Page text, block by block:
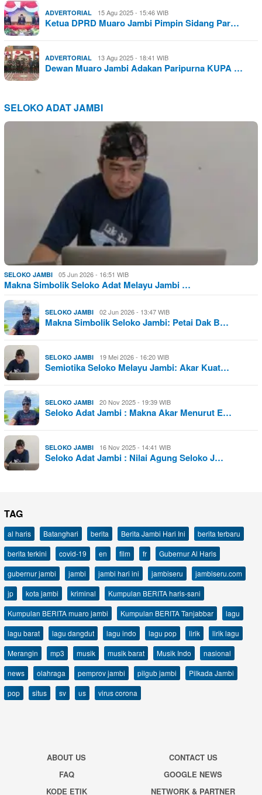
ADVERTORIAL 15 Agu 2025 - 15:46 WIB
Ketua DPRD Muaro Jambi Pimpin Sidang Par…
ADVERTORIAL 13 Agu 2025 - 18:41 WIB
Dewan Muaro Jambi Adakan Paripurna KUPA …
SELOKO ADAT JAMBI
SELOKO JAMBI 05 Jun 2026 - 16:51 WIB
Makna Simbolik Seloko Adat Melayu Jambi …
SELOKO JAMBI 02 Jun 2026 - 13:47 WIB
Makna Simbolik Seloko Jambi: Petai Dak B…
SELOKO JAMBI 19 Mei 2026 - 16:20 WIB
Semiotika Seloko Melayu Jambi: Akar Kuat…
SELOKO JAMBI 20 Nov 2025 - 19:39 WIB
Seloko Adat Jambi : Makna Akar Menurut E…
SELOKO JAMBI 16 Nov 2025 - 14:41 WIB
Seloko Adat Jambi : Nilai Agung Seloko J…
TAG
al haris Batanghari berita Berita Jambi Hari Ini
berita terbaru
berita terkini
covid-19 en film fr
Gubernur Al Haris
gubernur jambi
jambi jambi hari ini jambiseru
jambiseru.com
jp
kota jambi kriminal
Kumpulan BERITA haris-sani
Kumpulan BERITA muaro jambi
Kumpulan BERITA Tanjabbar
lagu
lagu barat
lagu dangdut lagu indo lagu pop lirik
lirik lagu
Merangin
mp3 musik musik barat Musik Indo
nasional
news
olahraga pemprov jambi pilgub jambi
Pilkada Jambi
pop
situs sv us virus corona
ABOUT US
CONTACT US
FAQ
GOOGLE NEWS
KODE ETIK
NETWORK & PARTNER